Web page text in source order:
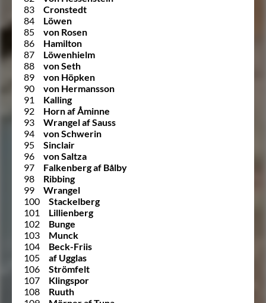
83
Cronstedt
84
Löwen
85
von Rosen
86
Hamilton
87
Löwenhielm
88
von Seth
89
von Höpken
90
von Hermansson
91
Kalling
92
Horn af Åminne
93
Wrangel af Sauss
94
von Schwerin
95
Sinclair
96
von Saltza
97
Falkenberg af Bålby
98
Ribbing
99
Wrangel
100
Stackelberg
101
Lillienberg
102
Bunge
103
Munck
104
Beck-Friis
105
af Ugglas
106
Strömfelt
107
Klingspor
108
Ruuth